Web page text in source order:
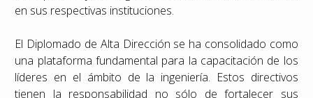
en sus respectivas instituciones.
El Diplomado de Alta Dirección se ha consolidado como
una plataforma fundamental para la capacitación de los
líderes en el ámbito de la ingeniería. Estos directivos
tienen la responsabilidad no sólo de fortalecer sus